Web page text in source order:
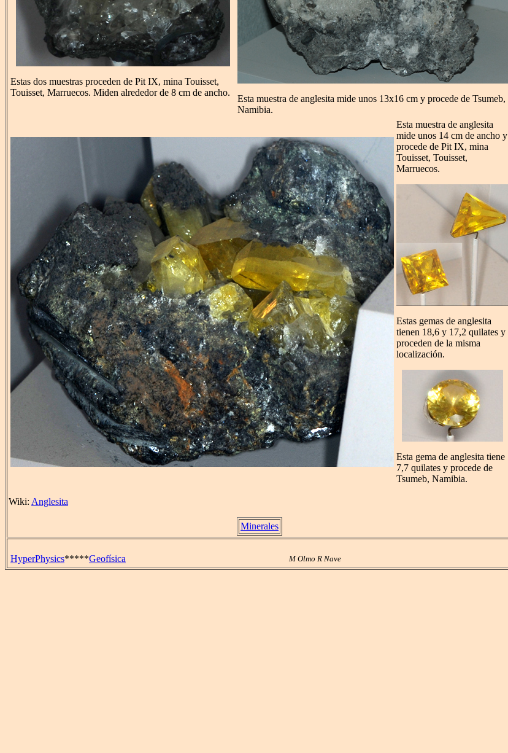
Estas dos muestras proceden de Pit IX, mina Touisset,
Touisset, Marruecos. Miden alrededor de 8 cm de ancho.
Esta muestra de anglesita mide unos 13x16 cm y procede de Tsumeb,
Namibia.
Esta muestra de anglesita
mide unos 14 cm de ancho y
procede de Pit IX, mina
Touisset, Touisset,
Marruecos.
Estas gemas de anglesita
tienen 18,6 y 17,2 quilates y
proceden de la misma
localización.
Esta gema de anglesita tiene
7,7 quilates y procede de
Tsumeb, Namibia.
Wiki: Anglesita
Minerales
HyperPhysics*****Geofísica M Olmo R Nave